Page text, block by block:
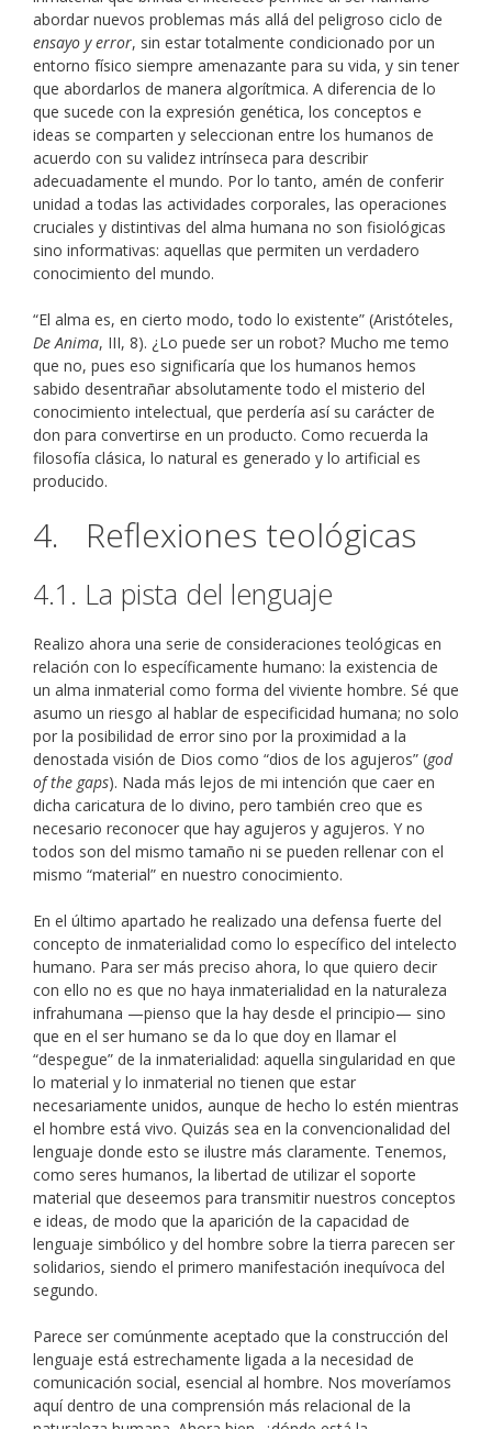
abordar nuevos problemas más allá del peligroso ciclo de
ensayo y error, sin estar totalmente condicionado por un
entorno físico siempre amenazante para su vida, y sin tener
que abordarlos de manera algorítmica. A diferencia de lo
que sucede con la expresión genética, los conceptos e
ideas se comparten y seleccionan entre los humanos de
acuerdo con su validez intrínseca para describir
adecuadamente el mundo. Por lo tanto, amén de conferir
unidad a todas las actividades corporales, las operaciones
cruciales y distintivas del alma humana no son fisiológicas
sino informativas: aquellas que permiten un verdadero
conocimiento del mundo.
“El alma es, en cierto modo, todo lo existente” (Aristóteles,
De Anima, III, 8). ¿Lo puede ser un robot? Mucho me temo
que no, pues eso significaría que los humanos hemos
sabido desentrañar absolutamente todo el misterio del
conocimiento intelectual, que perdería así su carácter de
don para convertirse en un producto. Como recuerda la
filosofía clásica, lo natural es generado y lo artificial es
producido.
4. Reflexiones teológicas
4.1. La pista del lenguaje
Realizo ahora una serie de consideraciones teológicas en
relación con lo específicamente humano: la existencia de
un alma inmaterial como forma del viviente hombre. Sé que
asumo un riesgo al hablar de especificidad humana; no solo
por la posibilidad de error sino por la proximidad a la
denostada visión de Dios como “dios de los agujeros” (god
of the gaps). Nada más lejos de mi intención que caer en
dicha caricatura de lo divino, pero también creo que es
necesario reconocer que hay agujeros y agujeros. Y no
todos son del mismo tamaño ni se pueden rellenar con el
mismo “material” en nuestro conocimiento.
En el último apartado he realizado una defensa fuerte del
concepto de inmaterialidad como lo específico del intelecto
humano. Para ser más preciso ahora, lo que quiero decir
con ello no es que no haya inmaterialidad en la naturaleza
infrahumana —pienso que la hay desde el principio— sino
que en el ser humano se da lo que doy en llamar el
“despegue” de la inmaterialidad: aquella singularidad en que
lo material y lo inmaterial no tienen que estar
necesariamente unidos, aunque de hecho lo estén mientras
el hombre está vivo. Quizás sea en la convencionalidad del
lenguaje donde esto se ilustre más claramente. Tenemos,
como seres humanos, la libertad de utilizar el soporte
material que deseemos para transmitir nuestros conceptos
e ideas, de modo que la aparición de la capacidad de
lenguaje simbólico y del hombre sobre la tierra parecen ser
solidarios, siendo el primero manifestación inequívoca del
segundo.
Parece ser comúnmente aceptado que la construcción del
lenguaje está estrechamente ligada a la necesidad de
comunicación social, esencial al hombre. Nos moveríamos
aquí dentro de una comprensión más relacional de la